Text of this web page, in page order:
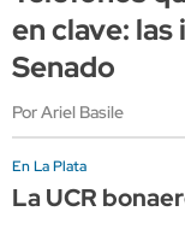
en clave:
Senado
Por Ariel Basile
En La Plata
La UCR